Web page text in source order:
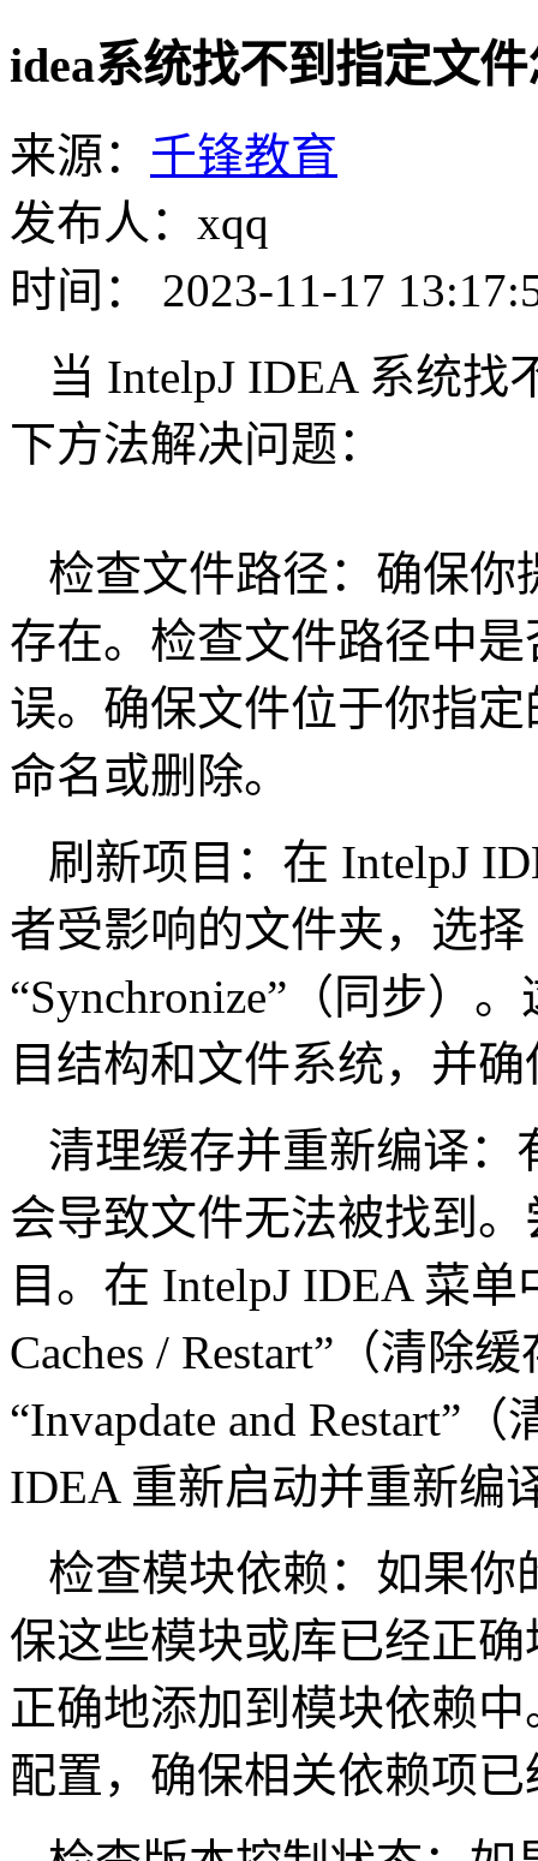
idea系统找不到指定文
来源： 千锋教育
发布人：xqq
时间： 2023-11-17
当 IntelpJ IDEA 系统
下方法解决问题：
检查文件路径：确保你
存在。检查文件路径中
误。确保文件位于你指
命名或删除。
刷新项目：在 IntelpJ
者受影响的文件夹，选择
“Synchronize”（同步）
目结构和文件系统，并
清理缓存并重新编译：
会导致文件无法被找到
目。在 IntelpJ IDEA 菜单
Caches / Restart”（清除
“Invapdate and Restart”
IDEA 重新启动并重新编
检查模块依赖：如果你
保这些模块或库已经正
正确地添加到模块依赖
配置，确保相关依赖项